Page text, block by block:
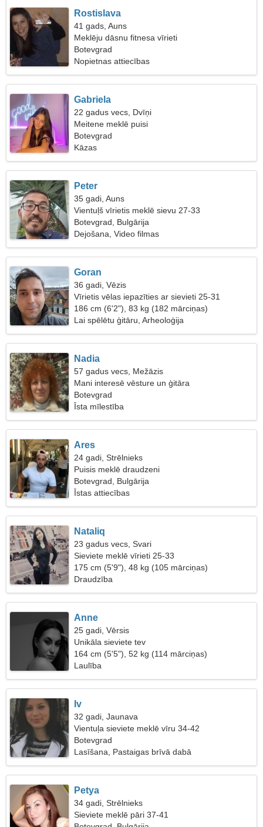
Rostislava
41 gads, Auns
Meklēju dāsnu fitnesa vīrieti
Botevgrad
Nopietnas attiecības
Gabriela
22 gadus vecs, Dvīņi
Meitene meklē puisi
Botevgrad
Kāzas
Peter
35 gadi, Auns
Vientuļš vīrietis meklē sievu 27-33
Botevgrad, Bulgārija
Dejošana, Video filmas
Goran
36 gadi, Vēzis
Vīrietis vēlas iepazīties ar sievieti 25-31
186 cm (6'2"), 83 kg (182 mārciņas)
Lai spēlētu ģitāru, Arheoloģija
Nadia
57 gadus vecs, Mežāzis
Mani interesē vēsture un ģitāra
Botevgrad
Īsta mīlestība
Ares
24 gadi, Strēlnieks
Puisis meklē draudzeni
Botevgrad, Bulgārija
Īstas attiecības
Nataliq
23 gadus vecs, Svari
Sieviete meklē vīrieti 25-33
175 cm (5'9"), 48 kg (105 mārciņas)
Draudzība
Anne
25 gadi, Vērsis
Unikāla sieviete tev
164 cm (5'5"), 52 kg (114 mārciņas)
Laulība
Iv
32 gadi, Jaunava
Vientuļa sieviete meklē vīru 34-42
Botevgrad
Lasīšana, Pastaigas brīvā dabā
Petya
34 gadi, Strēlnieks
Sieviete meklē pāri 37-41